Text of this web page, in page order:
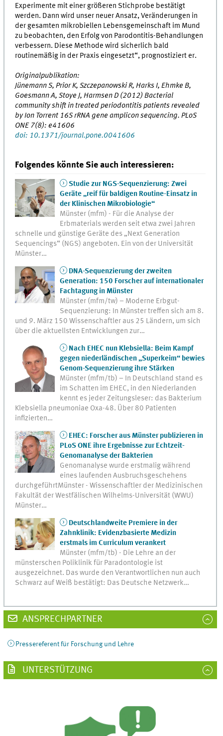
Experimente mit einer größeren Stichprobe bestätigt
werden. Dann wird unser neuer Ansatz, Veränderungen in
der gesamten mikrobiellen Lebensgemeinschaft im Mund
zu beobachten, den Erfolg von Parodontitis-Behandlungen
verbessern. Diese Methode wird sicherlich bald
routinemäßig in der Praxis eingesetzt“, prognostiziert er.
Originalpublikation:
Jünemann S, Prior K, Szczepanowski R, Harks I, Ehmke B,
Goesmann A, Stoye J, Harmsen D (2012) Bacterial
community shift in treated periodontitis patients revealed
by Ion Torrent 16S rRNA gene amplicon sequencing. PLoS
ONE 7(8): e41606
doi: 10.1371/journal.pone.0041606
Folgendes könnte Sie auch interessieren:
Studie zur NGS-Sequenzierung: Zwei
Geräte „reif für baldigen Routine-Einsatz in
der Klinischen Mikrobiologie“
Münster (mfm) - Für die Analyse der
Erbmaterials werden seit etwa zwei Jahren
schnelle und günstige Geräte des „Next Generation
Sequencings“ (NGS) angeboten. Ein von der Universität
Münster…
DNA-Sequenzierung der zweiten
Generation: 150 Forscher auf internationaler
Fachtagung in Münster
Münster (mfm/tw) – Moderne Erbgut-
Sequenzierung: In Münster treffen sich am 8.
und 9. März 150 Wissenschaftler aus 25 Ländern, um sich
über die aktuellsten Entwicklungen zur…
Nach EHEC nun Klebsiella: Beim Kampf
gegen niederländischen „Superkeim“ bewies
Genom-Sequenzierung ihre Stärken
Münster (mfm/tb) – In Deutschland stand es
im Schatten im EHEC, in den Niederlanden
kennt es jeder Zeitungsleser: das Bakterium
Klebsiella pneumoniae Oxa-48. Über 80 Patienten
infizierten…
EHEC: Forscher aus Münster publizieren in
PLoS ONE ihre Ergebnisse zur Echtzeit-
Genomanalyse der Bakterien
Genomanalyse wurde erstmalig während
eines laufenden Ausbruchsgeschehens
durchgeführtMünster - Wissenschaftler der Medizinischen
Fakultät der Westfälischen Wilhelms-Universität (WWU)
Münster…
Deutschlandweite Premiere in der
Zahnklinik: Evidenzbasierte Medizin
erstmals im Curriculum verankert
Münster (mfm/tb) - Die Lehre an der
münsterschen Poliklinik für Paradontologie ist
ausgezeichnet. Das wurde den Verantwortlichen nun auch
Schwarz auf Weiß bestätigt: Das Deutsche Netzwerk…
ANSPRECHPARTNER
Pressereferent für Forschung und Lehre
UNTERSTÜTZUNG